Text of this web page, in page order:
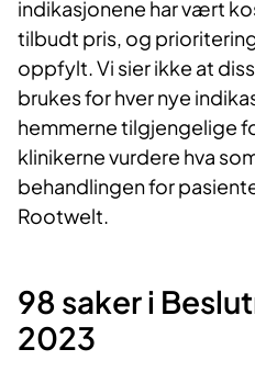
indikasjonene har vært
tilbudt pris, og
oppfylt. Vi sier ikke at
brukes for hver nye
hemmerne tilgjengelige
klinikerne vurdere hva
behandlingen for
Rootwelt.
98 saker i
2023